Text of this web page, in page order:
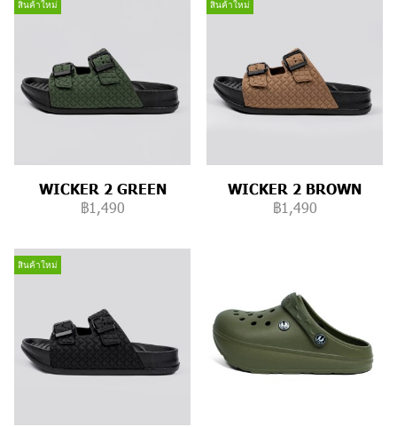
สินค้าใหม่
WICKER 2 GREEN
฿1,490
สินค้าใหม่
WICKER 2 BROWN
฿1,490
สินค้าใหม่